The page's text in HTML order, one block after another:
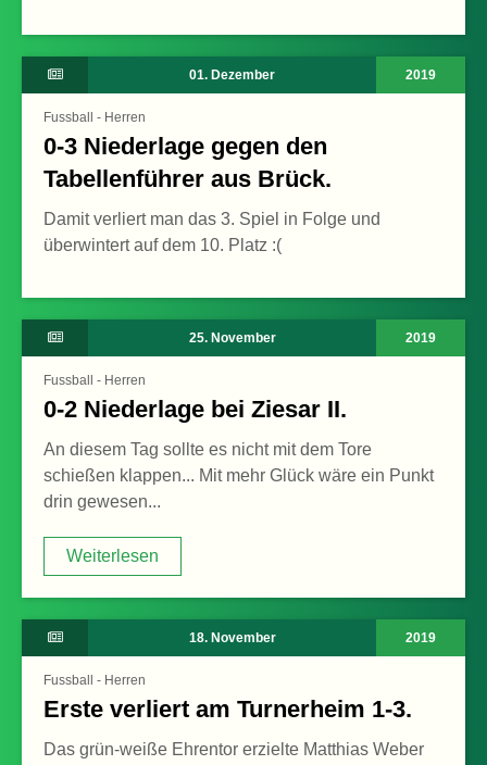
01. Dezember 2019
Fussball - Herren
0-3 Niederlage gegen den
Tabellenführer aus Brück.
Damit verliert man das 3. Spiel in Folge und
überwintert auf dem 10. Platz :(
25. November 2019
Fussball - Herren
0-2 Niederlage bei Ziesar II.
An diesem Tag sollte es nicht mit dem Tore
schießen klappen... Mit mehr Glück wäre ein Punkt
drin gewesen...
Weiterlesen
18. November 2019
Fussball - Herren
Erste verliert am Turnerheim 1-3.
Das grün-weiße Ehrentor erzielte Matthias Weber